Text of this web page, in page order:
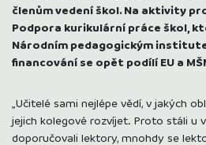
členům vedení škol. Na aktivity
Podpora kurikulární práce škol,
Národním pedagogickým
financování se opět podílí EU a
„Učitelé sami nejlépe vědí, v jakých
jejich kolegové rozvíjet. Proto stáli u
doporučovali lektory, mnohdy se